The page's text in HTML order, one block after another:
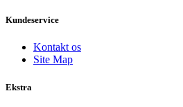
Kundeservice
Kontakt os
Site Map
Ekstra